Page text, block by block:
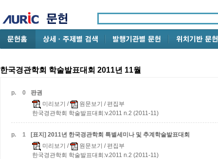
한국경관학회 학술발표대회 2011년 11월
p. 0
판권
미리보기 / 원문보기 / 편집부
한국경관학회 학술발표대회:v.2011 n.2 (2011-11)
p. 1
[표지] 2011년 한국경관학회 특별세미나 및 추계학술발표대회
미리보기 / 원문보기 / 편집부
한국경관학회 학술발표대회:v.2011 n.2 (2011-11)